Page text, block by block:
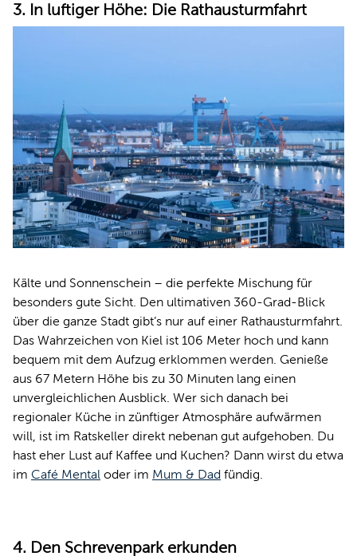
3. In luftiger Höhe: Die Rathausturmfahrt
Kälte und Sonnenschein – die perfekte Mischung für
besonders gute Sicht. Den ultimativen 360-Grad-Blick
über die ganze Stadt gibt’s nur auf einer Rathausturmfahrt.
Das Wahrzeichen von Kiel ist 106 Meter hoch und kann
bequem mit dem Aufzug erklommen werden. Genieße
aus 67 Metern Höhe bis zu 30 Minuten lang einen
unvergleichlichen Ausblick. Wer sich danach bei
regionaler Küche in zünftiger Atmosphäre aufwärmen
will, ist im Ratskeller direkt nebenan gut aufgehoben. Du
hast eher Lust auf Kaffee und Kuchen? Dann wirst du etwa
im Café Mental oder im Mum & Dad fündig.
4. Den Schrevenpark erkunden